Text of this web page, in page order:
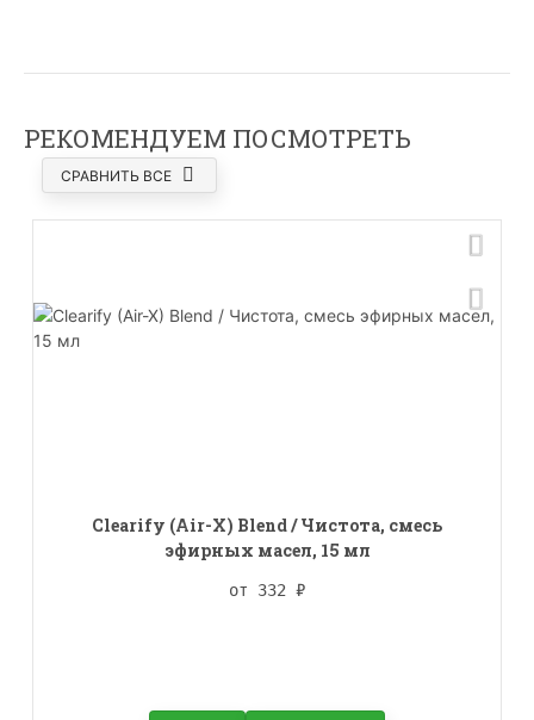
РЕКОМЕНДУЕМ ПОСМОТРЕТЬ
СРАВНИТЬ ВСЕ
Clearify (Air-X) Blend / Чистота, смесь
эфирных масел, 15 мл
от 332 ₽